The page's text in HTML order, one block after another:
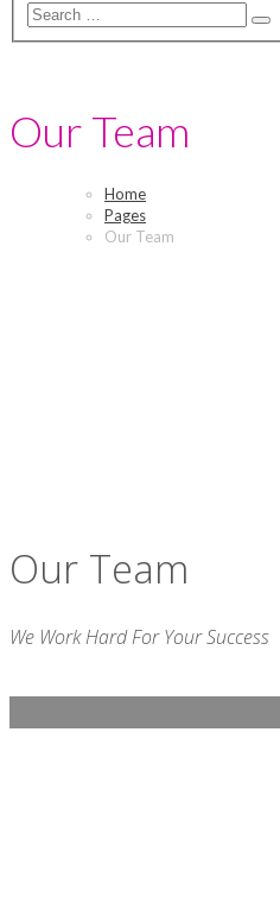
Our Team
Home
Pages
Our Team
Our Team
We Work Hard For Your Success